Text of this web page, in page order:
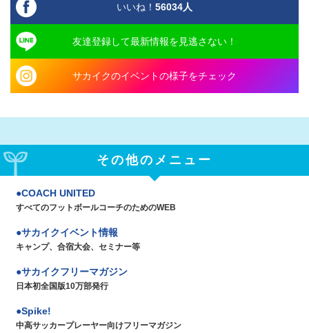
いいね！ 56034人
友達登録して最新情報を見逃さない！
サカイクのイベントの様子をチェック
その他のメニュー
COACH UNITED
すべてのフットボールコーチのためのWEB
サカイクイベント情報
キャンプ、合宿大会、セミナー等
サカイクフリーマガジン
日本初全国版10万部発行
Spike!
中高サッカープレーヤー向けフリーマガジン